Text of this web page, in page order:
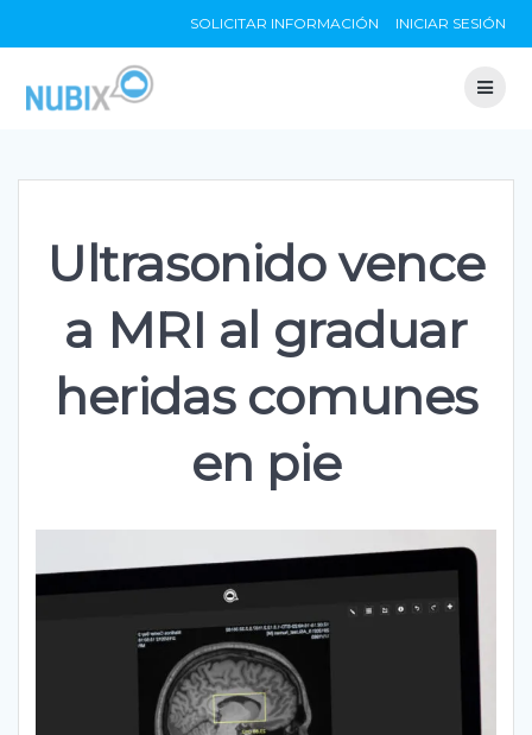
to
SOLICITAR INFORMACIÓN INICIAR SESIÓN
Ultrasonido vence
a MRI al graduar
heridas comunes
en pie